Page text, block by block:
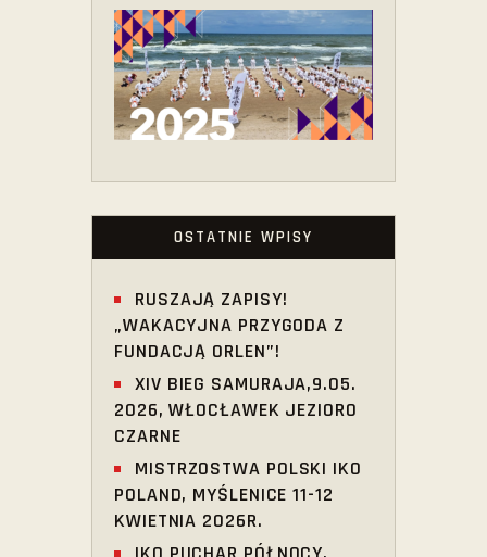
OSTATNIE WPISY
RUSZAJĄ ZAPISY!
„WAKACYJNA PRZYGODA Z
FUNDACJĄ ORLEN”!
XIV BIEG SAMURAJA,9.05.
2026, WŁOCŁAWEK JEZIORO
CZARNE
MISTRZOSTWA POLSKI IKO
POLAND, MYŚLENICE 11-12
KWIETNIA 2026R.